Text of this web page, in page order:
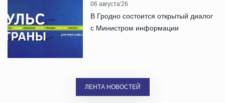
06 августа'26
В Гродно состоится открытый диалог
с Министром информации
ЛЕНТА НОВОСТЕЙ